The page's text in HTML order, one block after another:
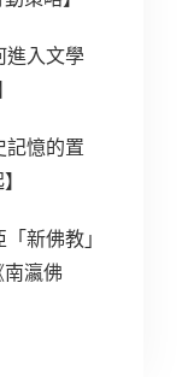
進入文學
記憶的置
新佛教」
瀛佛